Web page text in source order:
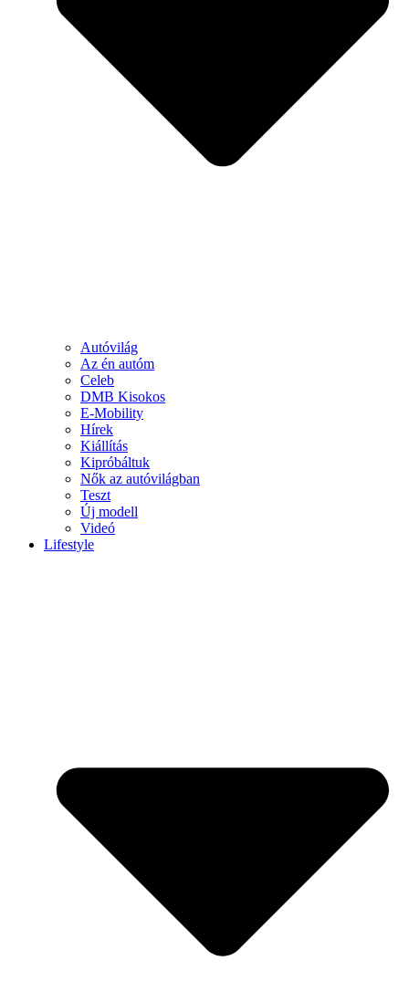
Autóvilág
Az én autóm
Celeb
DMB Kisokos
E-Mobility
Hírek
Kiállítás
Kipróbáltuk
Nők az autóvilágban
Teszt
Új modell
Videó
Lifestyle